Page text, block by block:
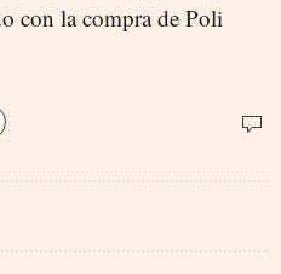
con la compra de Poli